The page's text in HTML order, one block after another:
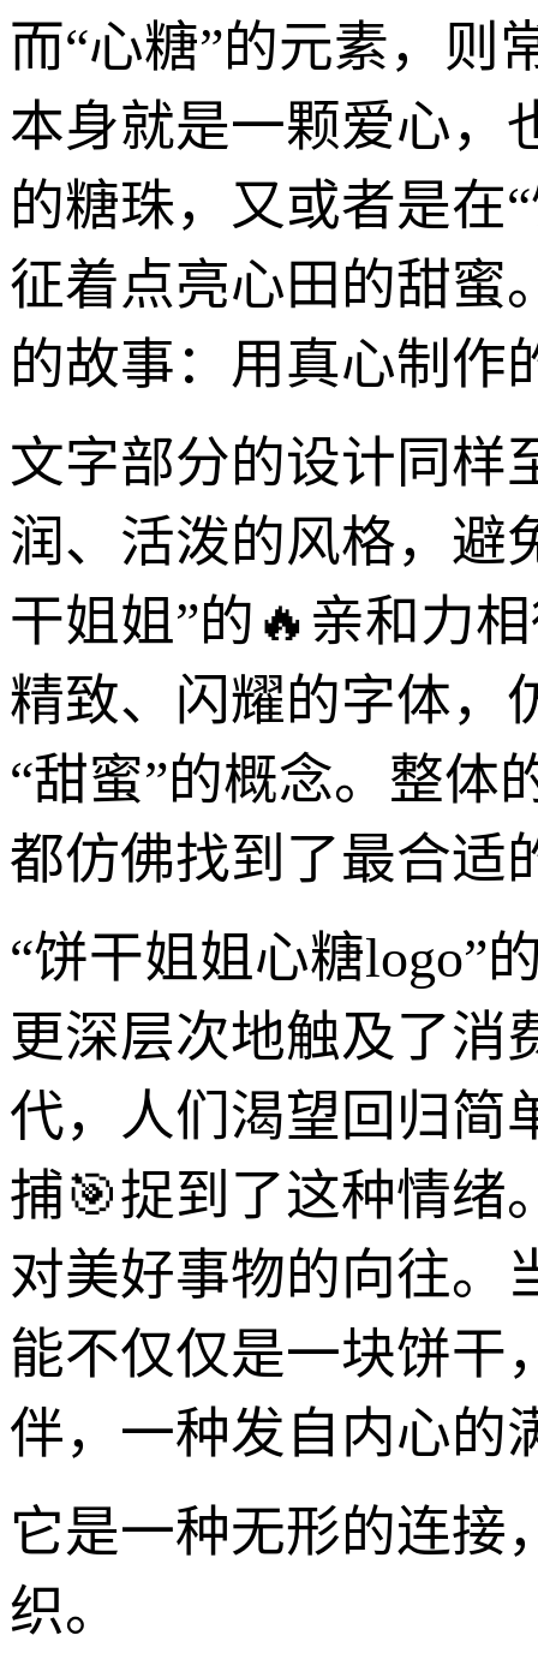
而“心糖”的元素，则
本身就是一颗爱心，
的糖珠，又或者是在
征着点亮心田的甜蜜
的故事：用真心制作
文字部分的设计同样
润、活泼的风格，避
干姐姐”的🔥亲和力
精致、闪耀的字体，
“甜蜜”的概念。整体
都仿佛找到了最合适
“饼干姐姐心糖logo”
更深层次地触及了消
代，人们渴望回归简
捕🎯捉到了这种情绪
对美好事物的向往。
能不仅仅是一块饼干
伴，一种发自内心的
它是一种无形的连接
织。